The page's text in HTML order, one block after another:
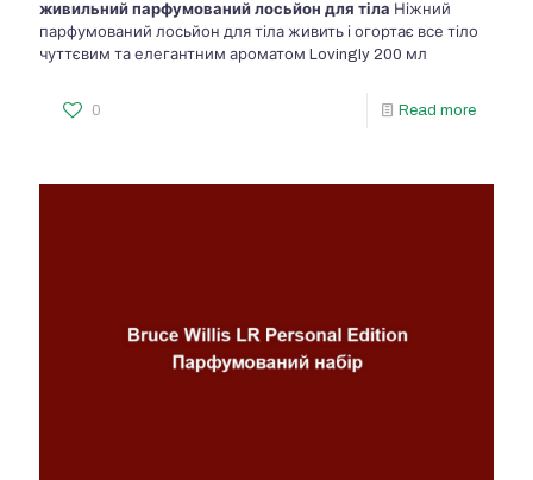
живильний парфумований лосьйон для тіла Ніжний
парфумований лосьйон для тіла живить і огортає все тіло
чуттєвим та елегантним ароматом Lovingly 200 мл
0 Read more